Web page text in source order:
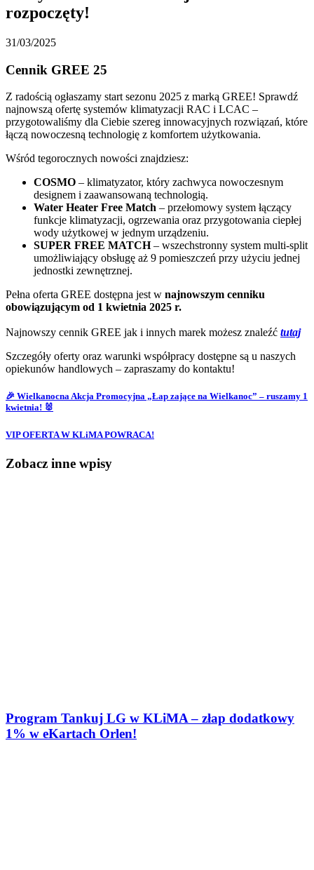
rozpoczęty!
31/03/2025
Cennik GREE 25
Z radością ogłaszamy start sezonu 2025 z marką GREE! Sprawdź
najnowszą ofertę systemów klimatyzacji RAC i LCAC –
przygotowaliśmy dla Ciebie szereg innowacyjnych rozwiązań, które
łączą nowoczesną technologię z komfortem użytkowania.
Wśród tegorocznych nowości znajdziesz:
COSMO – klimatyzator, który zachwyca nowoczesnym
designem i zaawansowaną technologią.
Water Heater Free Match – przełomowy system łączący
funkcje klimatyzacji, ogrzewania oraz przygotowania ciepłej
wody użytkowej w jednym urządzeniu.
SUPER FREE MATCH– wszechstronny system multi-split
umożliwiający obsługę aż 9 pomieszczeń przy użyciu jednej
jednostki zewnętrznej.
Pełna oferta GREE dostępna jest w najnowszym cenniku
obowiązującym od 1 kwietnia 2025 r.
Najnowszy cennik GREE jak i innych marek możesz znaleźć tutaj
Szczegóły oferty oraz warunki współpracy dostępne są u naszych
opiekunów handlowych – zapraszamy do kontaktu!
🎉 Wielkanocna Akcja Promocyjna „Łap zające na Wielkanoc” – ruszamy 1
kwietnia! 🐰
VIP OFERTA W KLiMA POWRACA!
Zobacz inne wpisy
Program Tankuj LG w KLiMA – złap dodatkowy
1% w eKartach Orlen!